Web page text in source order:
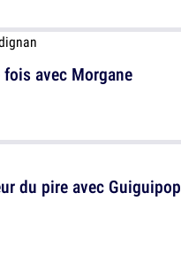
du pire avec Guiguipop